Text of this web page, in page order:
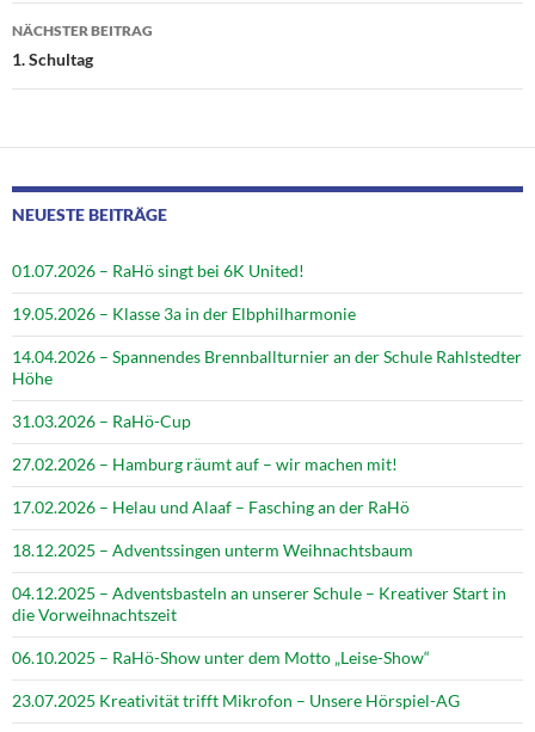
NÄCHSTER BEITRAG
1. Schultag
NEUESTE BEITRÄGE
01.07.2026 – RaHö singt bei 6K United!
19.05.2026 – Klasse 3a in der Elbphilharmonie
14.04.2026 – Spannendes Brennballturnier an der Schule Rahlstedter
Höhe
31.03.2026 – RaHö-Cup
27.02.2026 – Hamburg räumt auf – wir machen mit!
17.02.2026 – Helau und Alaaf – Fasching an der RaHö
18.12.2025 – Adventssingen unterm Weihnachtsbaum
04.12.2025 – Adventsbasteln an unserer Schule – Kreativer Start in
die Vorweihnachtszeit
06.10.2025 – RaHö-Show unter dem Motto „Leise-Show“
23.07.2025 Kreativität trifft Mikrofon – Unsere Hörspiel-AG